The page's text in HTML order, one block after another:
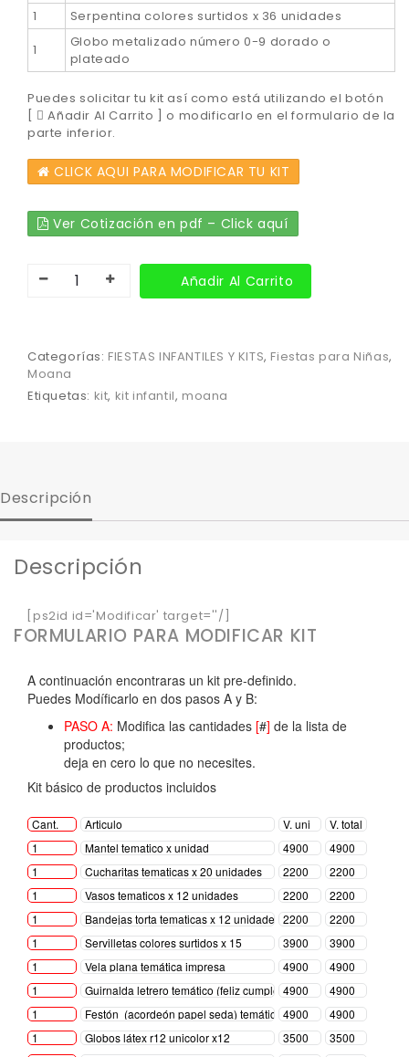
1
Serpentina colores surtidos x 36 unidades
1
Globo metalizado número 0-9 dorado o
plateado
Puedes solicitar tu kit así como está utilizando el botón
[
Añadir Al Carrito ] o modificarlo en el formulario de la
parte inferior.
CLICK AQUI PARA MODIFICAR TU KIT
Ver Cotización en pdf – Click aquí
Añadir Al Carrito
Categorías: FIESTAS INFANTILES Y KITS, Fiestas para Niñas,
Moana
Etiquetas: kit, kit infantil, moana
Descripción
Descripción
[ps2id id='Modificar' target=''/]
FORMULARIO PARA MODIFICAR KIT